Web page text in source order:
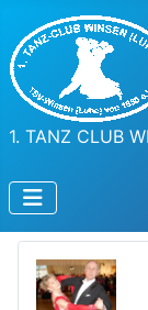
1. TANZ CLUB